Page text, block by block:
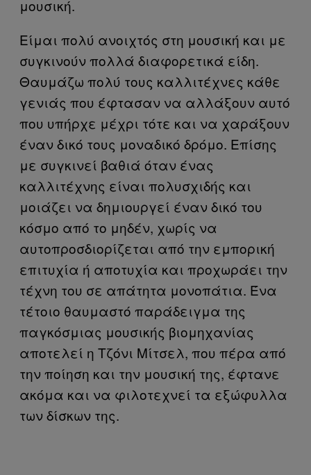
μουσική.
Είμαι πολύ ανοιχτός στη μουσική και με
συγκινούν πολλά διαφορετικά είδη.
Θαυμάζω πολύ τους καλλιτέχνες κάθε
γενιάς που έφτασαν να αλλάξουν αυτό
που υπήρχε μέχρι τότε και να χαράξουν
έναν δικό τους μοναδικό δρόμο. Επίσης
με συγκινεί βαθιά όταν ένας
καλλιτέχνης είναι πολυσχιδής και
μοιάζει να δημιουργεί έναν δικό του
κόσμο από το μηδέν, χωρίς να
αυτοπροσδιορίζεται από την εμπορική
επιτυχία ή αποτυχία και προχωράει την
τέχνη του σε απάτητα μονοπάτια. Ένα
τέτοιο θαυμαστό παράδειγμα της
παγκόσμιας μουσικής βιομηχανίας
αποτελεί η Τζόνι Μίτσελ, που πέρα από
την ποίηση και την μουσική της, έφτανε
ακόμα και να φιλοτεχνεί τα εξώφυλλα
των δίσκων της.